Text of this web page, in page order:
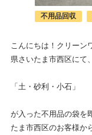
不用品回収
こんにちは！クリーン
県さいたま市西区にて
「土・砂利・小石」
が入った不用品の袋を
たま市西区のお客様か